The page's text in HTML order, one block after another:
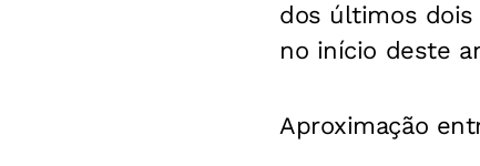
dos últimos dois
no início deste
Aproximação